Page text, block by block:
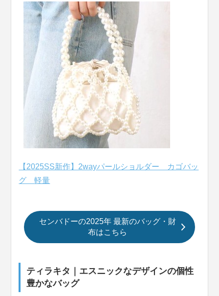
【2025SS新作】2wayパールショルダー カゴバッ
グ 軽量
センバドーの2025年 最新のバッグ・財
布はこちら
ティラキタ｜エスニックなデザインの個性
豊かなバッグ